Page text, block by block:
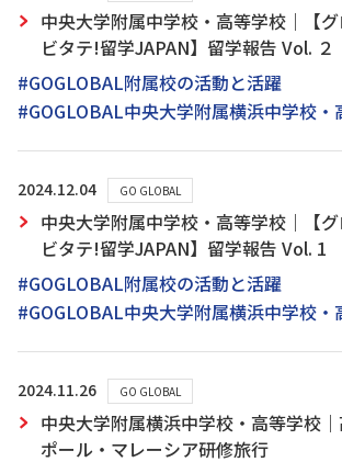
中央大学附属中学校・高等学校｜【
ビタテ!留学JAPAN】留学報告 Vol. ２
#GOGLOBAL附属校の活動と活躍
#GOGLOBAL中央大学附属横浜中学校・
2024.12.04 GO GLOBAL
中央大学附属中学校・高等学校｜【
ビタテ!留学JAPAN】留学報告 Vol. 1
#GOGLOBAL附属校の活動と活躍
#GOGLOBAL中央大学附属横浜中学校・
2024.11.26 GO GLOBAL
中央大学附属横浜中学校・高等学校
ポール・マレーシア研修旅行